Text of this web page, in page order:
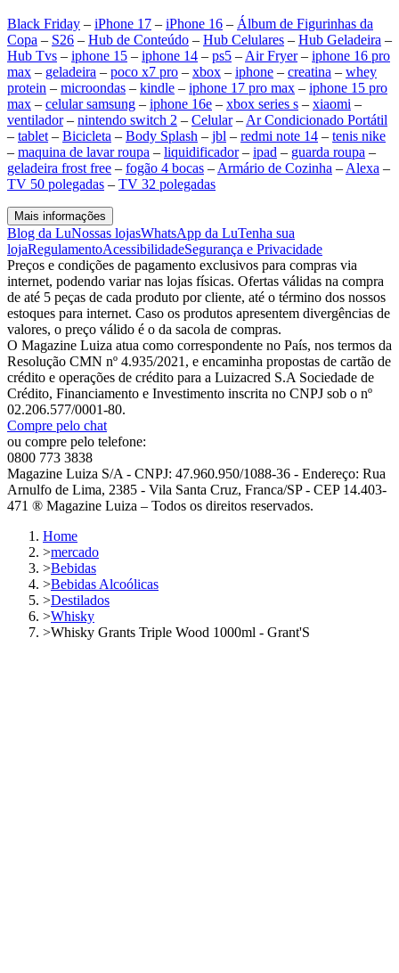
Black Friday – iPhone 17 – iPhone 16 – Álbum de Figurinhas da
Copa – S26 – Hub de Conteúdo – Hub Celulares – Hub Geladeira –
Hub Tvs – iphone 15 – iphone 14 – ps5 – Air Fryer– iphone 16 pro
max – geladeira – poco x7 pro – xbox – iphone – creatina – whey
protein – microondas – kindle – iphone 17 pro max – iphone 15 pro
max – celular samsung – iphone 16e – xbox series s – xiaomi –
ventilador– nintendo switch 2 – Celular– Ar Condicionado Portátil
– tablet – Bicicleta – Body Splash – jbl – redmi note 14 – tenis nike
– maquina de lavar roupa – liquidificador– ipad – guarda roupa –
geladeira frost free – fogão 4 bocas – Armário de Cozinha – Alexa –
TV 50 polegadas – TV 32 polegadas
Mais informações
Blog da LuNossas lojasWhatsApp da LuTenha sua
lojaRegulamentoAcessibilidadeSegurança e Privacidade
Preços e condições de pagamento exclusivos para compras via
internet, podendo variar nas lojas físicas. Ofertas válidas na compra
de até 5 peças de cada produto por cliente, até o término dos nossos
estoques para internet. Caso os produtos apresentem divergências de
valores, o preço válido é o da sacola de compras.
O Magazine Luiza atua como correspondente no País, nos termos da
Resolução CMN nº 4.935/2021, e encaminha propostas de cartão de
crédito e operações de crédito para a Luizacred S.A Sociedade de
Crédito, Financiamento e Investimento inscrita no CNPJ sob o nº
02.206.577/0001-80.
Compre pelo chat
ou compre pelo telefone:
0800 773 3838
Magazine Luiza S/A - CNPJ: 47.960.950/1088-36 - Endereço: Rua
Arnulfo de Lima, 2385 - Vila Santa Cruz, Franca/SP - CEP 14.403-
471 ® Magazine Luiza – Todos os direitos reservados.
Home
>mercado
>Bebidas
>Bebidas Alcoólicas
>Destilados
>Whisky
>Whisky Grants Triple Wood 1000ml - Grant'S